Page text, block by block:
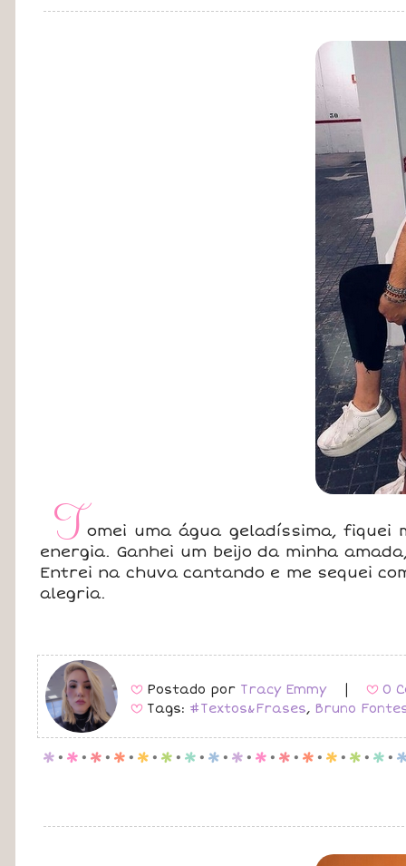
Tomei uma água geladíssima, fiquei
energia. Ganhei um beijo da minha
Entrei na chuva cantando e me sequei
alegria.
B Postado por Tracy Emmy B 0
B Tags: #Textos&Frases, Bruno
p . p . p . p . p . p . p . p . p . p . p . p . p . p . p .